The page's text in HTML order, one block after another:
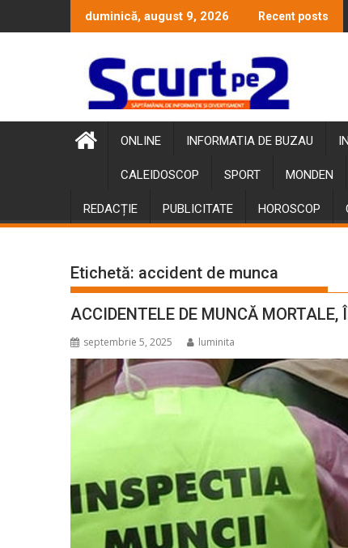
to
duminică, august 9, 2026 Recent posts
ONLINE INFORMATIA DE BUZAU
CALEIDOSCOP SPORT MONDEN
REDACȚIE PUBLICITATE HOROSCOP
Etichetă: accident de munca
ACCIDENTELE DE MUNCĂ MORTALE,
septembrie 5, 2025 luminita